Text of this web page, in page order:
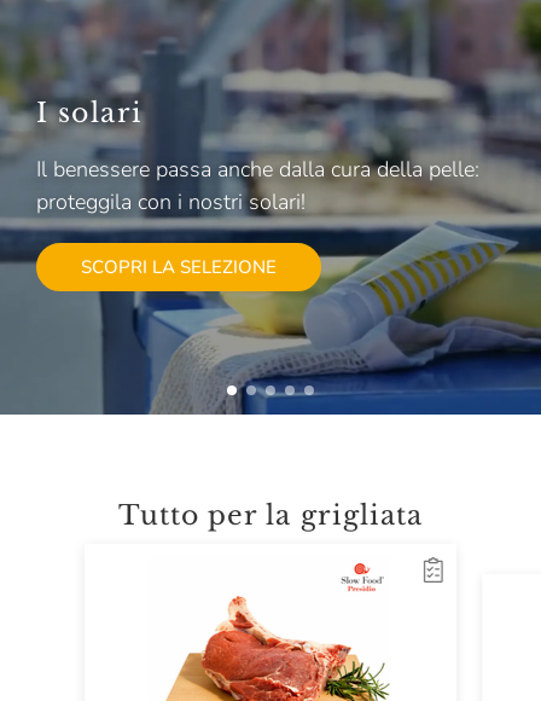
I solari
Il benessere passa anche dalla cura della pelle:
proteggila con i nostri solari!
SCOPRI LA SELEZIONE
Tutto per la grigliata